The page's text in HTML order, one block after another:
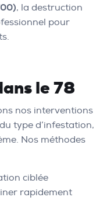
, la destruction
pour
le 78
nos interventions
type d’infestation,
Nos méthodes
ciblée
rapidement